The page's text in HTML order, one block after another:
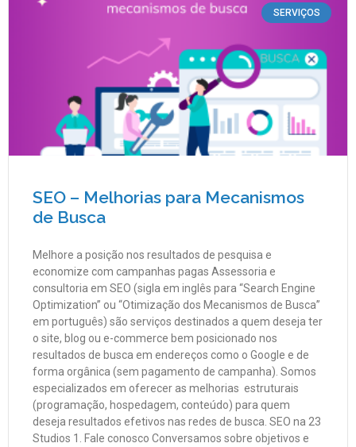
SERVIÇOS
SEO – Melhorias para Mecanismos
de Busca
Melhore a posição nos resultados de pesquisa e
economize com campanhas pagas Assessoria e
consultoria em SEO (sigla em inglês para “Search Engine
Optimization” ou “Otimização dos Mecanismos de Busca”
em português) são serviços destinados a quem deseja ter
o site, blog ou e-commerce bem posicionado nos
resultados de busca em endereços como o Google e de
forma orgânica (sem pagamento de campanha). Somos
especializados em oferecer as melhorias estruturais
(programação, hospedagem, conteúdo) para quem
deseja resultados efetivos nas redes de busca. SEO na 23
Studios 1. Fale conosco Conversamos sobre objetivos e